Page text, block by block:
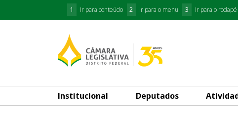
1 Ir para conteúdo 2 Ir para o menu 3 Ir para o rodapé
Institucional Deputados